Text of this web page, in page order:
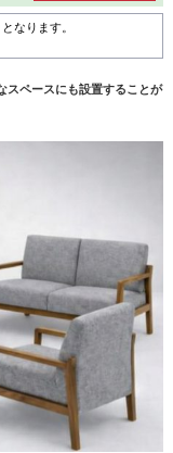
なります。
スペースにも設置することが